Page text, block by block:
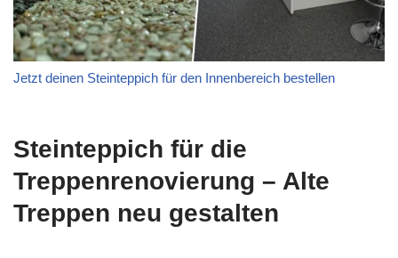
Jetzt deinen Steinteppich für den Innenbereich bestellen
Steinteppich für die
Treppenrenovierung – Alte
Treppen neu gestalten